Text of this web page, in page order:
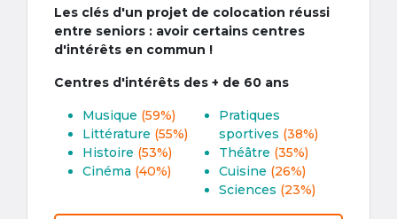
Les clés d'un projet de colocation réussi
entre seniors : avoir certains centres
d'intérêts en commun !
Centres d'intérêts des + de 60 ans
Musique (59%)
Littérature (55%)
Histoire (53%)
Cinéma (40%)
Pratiques
sportives (38%)
Théâtre (35%)
Cuisine (26%)
Sciences (23%)